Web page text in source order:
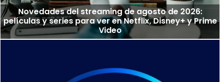
Novedades del streaming de agosto de 2026:
películas y series para ver en Netflix, Disney+ y Prime
Video